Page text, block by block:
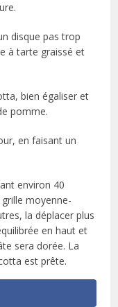
disque pas trop
à tarte graissé et
bien égaliser et
pomme.
en faisant un
environ 40
moyenne-
la déplacer plus
en haut et
sera dorée. La
est prête.